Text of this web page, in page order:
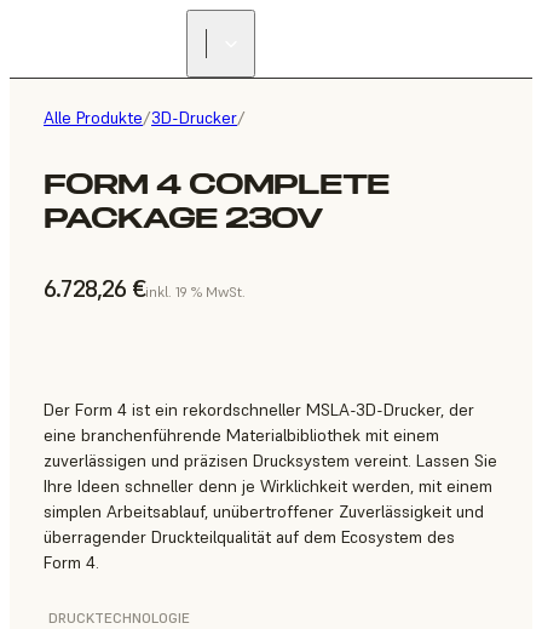
Alle Produkte/3D-Drucker/
FORM 4 COMPLETE
PACKAGE 230V
6.728,26 €inkl. 19 % MwSt.
Der Form 4 ist ein rekordschneller MSLA-3D-Drucker, der
eine branchenführende Materialbibliothek mit einem
zuverlässigen und präzisen Drucksystem vereint. Lassen Sie
Ihre Ideen schneller denn je Wirklichkeit werden, mit einem
simplen Arbeitsablauf, unübertroffener Zuverlässigkeit und
überragender Druckteilqualität auf dem Ecosystem des
Form 4.
DRUCKTECHNOLOGIE